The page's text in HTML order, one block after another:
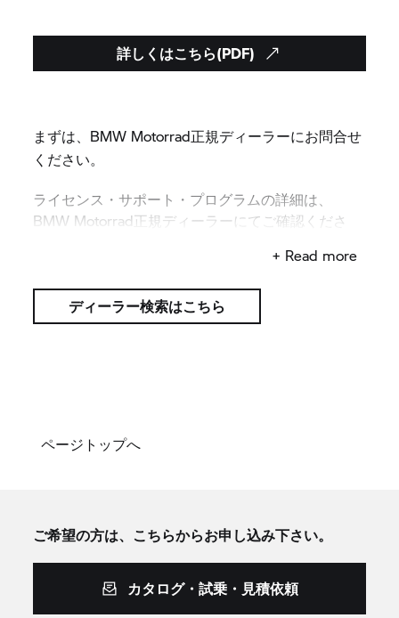
詳しくはこちら(PDF)
まずは、BMW Motorrad正規ディーラーにお問合せ
ください。
ライセンス・サポート・プログラムの詳細は、
BMW Motorrad正規ディーラーにてご確認くださ
+ Read more
ディーラー検索はこちら
ページトップへ
ご希望の方は、こちらからお申し込み下さい。
カタログ・試乗・見積依頼